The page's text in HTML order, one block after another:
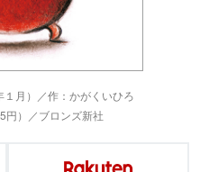
１月）／作：かがくいひろ
円）／ブロンズ新社